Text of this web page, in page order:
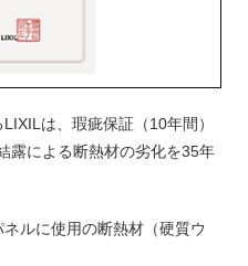
は、瑕疵保証（10年間）
露による断熱材の劣化を35年
ルに使用の断熱材（硬質ウ